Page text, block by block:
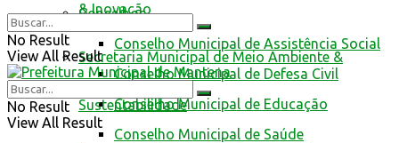
Conselhos
Conselho Municipal de Assistência Social
Conselho Municipal de Defesa Civil
Conselho Municipal de Educação
Conselho Municipal de Saúde
& Inovação
Secretaria Municipal de Meio Ambiente &
Sustentabilidade
No Result
View All Result
No Result
View All Result